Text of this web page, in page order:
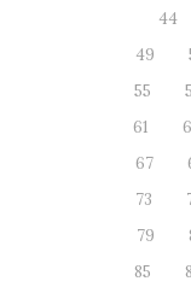
44
49
55
61
67
73
79
85